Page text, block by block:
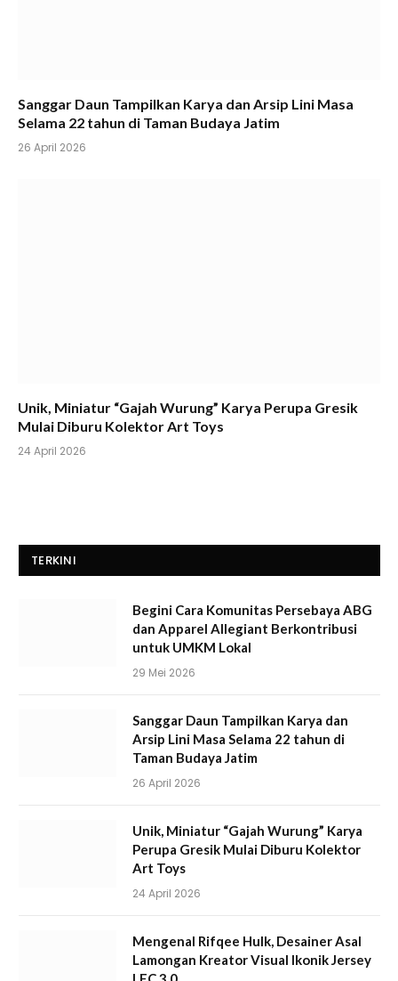
Sanggar Daun Tampilkan Karya dan Arsip Lini Masa
Selama 22 tahun di Taman Budaya Jatim
26 April 2026
Unik, Miniatur “Gajah Wurung” Karya Perupa Gresik
Mulai Diburu Kolektor Art Toys
24 April 2026
TERKINI
Begini Cara Komunitas Persebaya ABG
dan Apparel Allegiant Berkontribusi
untuk UMKM Lokal
29 Mei 2026
Sanggar Daun Tampilkan Karya dan
Arsip Lini Masa Selama 22 tahun di
Taman Budaya Jatim
26 April 2026
Unik, Miniatur “Gajah Wurung” Karya
Perupa Gresik Mulai Diburu Kolektor
Art Toys
24 April 2026
Mengenal Rifqee Hulk, Desainer Asal
Lamongan Kreator Visual Ikonik Jersey